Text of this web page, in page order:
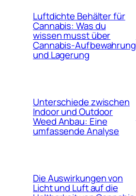
Luftdichte Behälter für
Cannabis: Was du
wissen musst über
Cannabis-Aufbewahrung
und Lagerung
Unterschiede zwischen
Indoor und Outdoor
Weed Anbau: Eine
umfassende Analyse
Die Auswirkungen von
Licht und Luft auf die